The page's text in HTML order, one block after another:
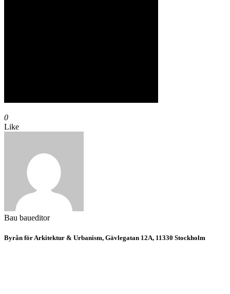
0
Like
Bau baueditor
Byrån för Arkitektur & Urbanism, Gävlegatan 12A, 11330 Stockholm